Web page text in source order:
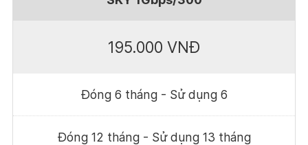
195.000 VNĐ
Đóng 6 tháng - Sử dụng 6
Đóng 12 tháng - Sử dụng 13 tháng